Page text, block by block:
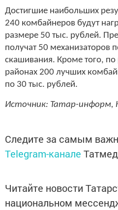
Достигшие наибольших
240 комбайнеров будут
размере 50 тыс. рублей.
получат 50
скашивания. Кроме того, по
районах 200 лучших
по 30 тыс. рублей.
Источник: Татар-информ,
Следите за самым
Telegram-канале
Читайте новости
национальном